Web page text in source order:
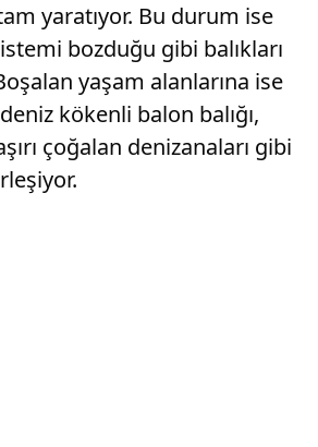
yaratıyor. Bu durum ise
bozduğu gibi balıkları
yaşam alanlarına ise
kökenli balon balığı,
çoğalan denizanaları gibi